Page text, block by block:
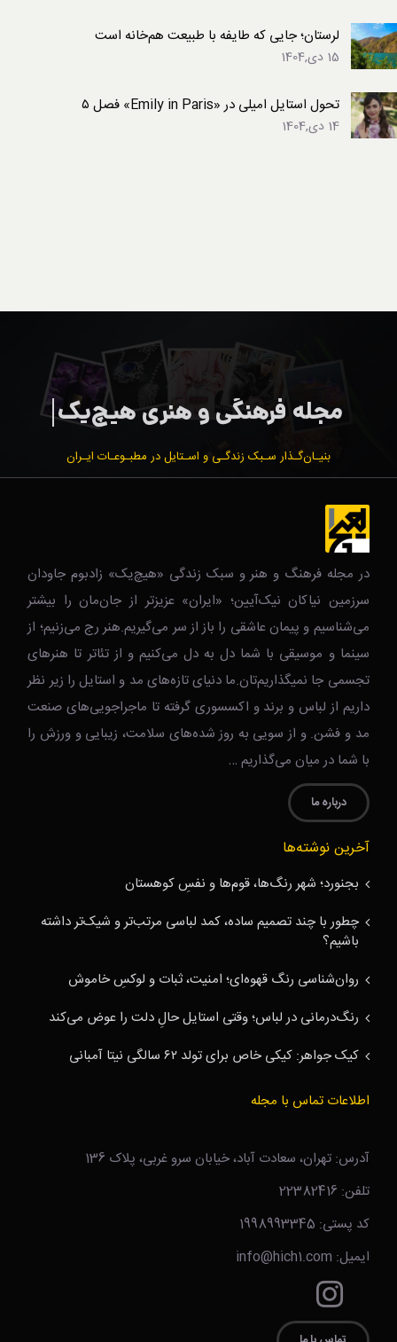
لرستان؛ جایی که طایفه با طبیعت هم‌خانه است
15 دی,1404
تحول استایل امیلی در «Emily in Paris» فصل ۵
14 دی,1404
بنیـان‌گـذار سـبک زندگـی و اسـتایل در مطبـوعـات ایـران
در مجله فرهنگ و هنر و سبک زندگی‌ «هیچ‌یک» زادبوم جاودان
سرزمین نیاکان نیک‌‌‌آیین؛ «ایران» عزیزتر از جان‌مان را بیشتر
می‌شناسیم و پیمان عاشقی را باز از سر می‌گیریم.هنر رج می‌زنیم؛ از
سینما و موسیقی با شما دل به دل می‌کنیم و از تئاتر تا هنرهای
تجسمی جا نمیگذاریم‌تان.ما دنیای تازه‌های مد و استایل را زیر نظر
داریم از لباس و برند و اکسسوری گرفته تا ماجراجویی‌های صنعت
مد و فشن. و از سویی به روز شده‌های سلامت، زیبایی و ورزش را
با شما در میان می‌گذاریم …
درباره ما
آخرین نوشته‌ها
بجنورد؛ شهر رنگ‌ها، قوم‌ها و نفسِ کوهستان
چطور با چند تصمیم ساده، کمد لباسی مرتب‌تر و شیک‌تر داشته
باشیم؟
روان‌شناسی رنگ قهوه‌ای؛ امنیت، ثبات و لوکسِ خاموش
رنگ‌درمانی در لباس؛ وقتی استایل حالِ دلت را عوض می‌کند
کیک جواهر: کیکی خاص برای تولد ۶۲ سالگی نیتا آمبانی
اطلاعات تماس با مجله
آدرس: تهران، سعادت آباد، خیابان سرو غربی، پلاک 136
تلفن: 22382416
کد پستی: 1998993345
ایمیل: info@hich1.com